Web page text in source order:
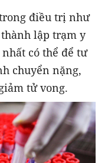
điều trị như
lập trạm y
có thể để tư
chuyển nặng,
tử vong.